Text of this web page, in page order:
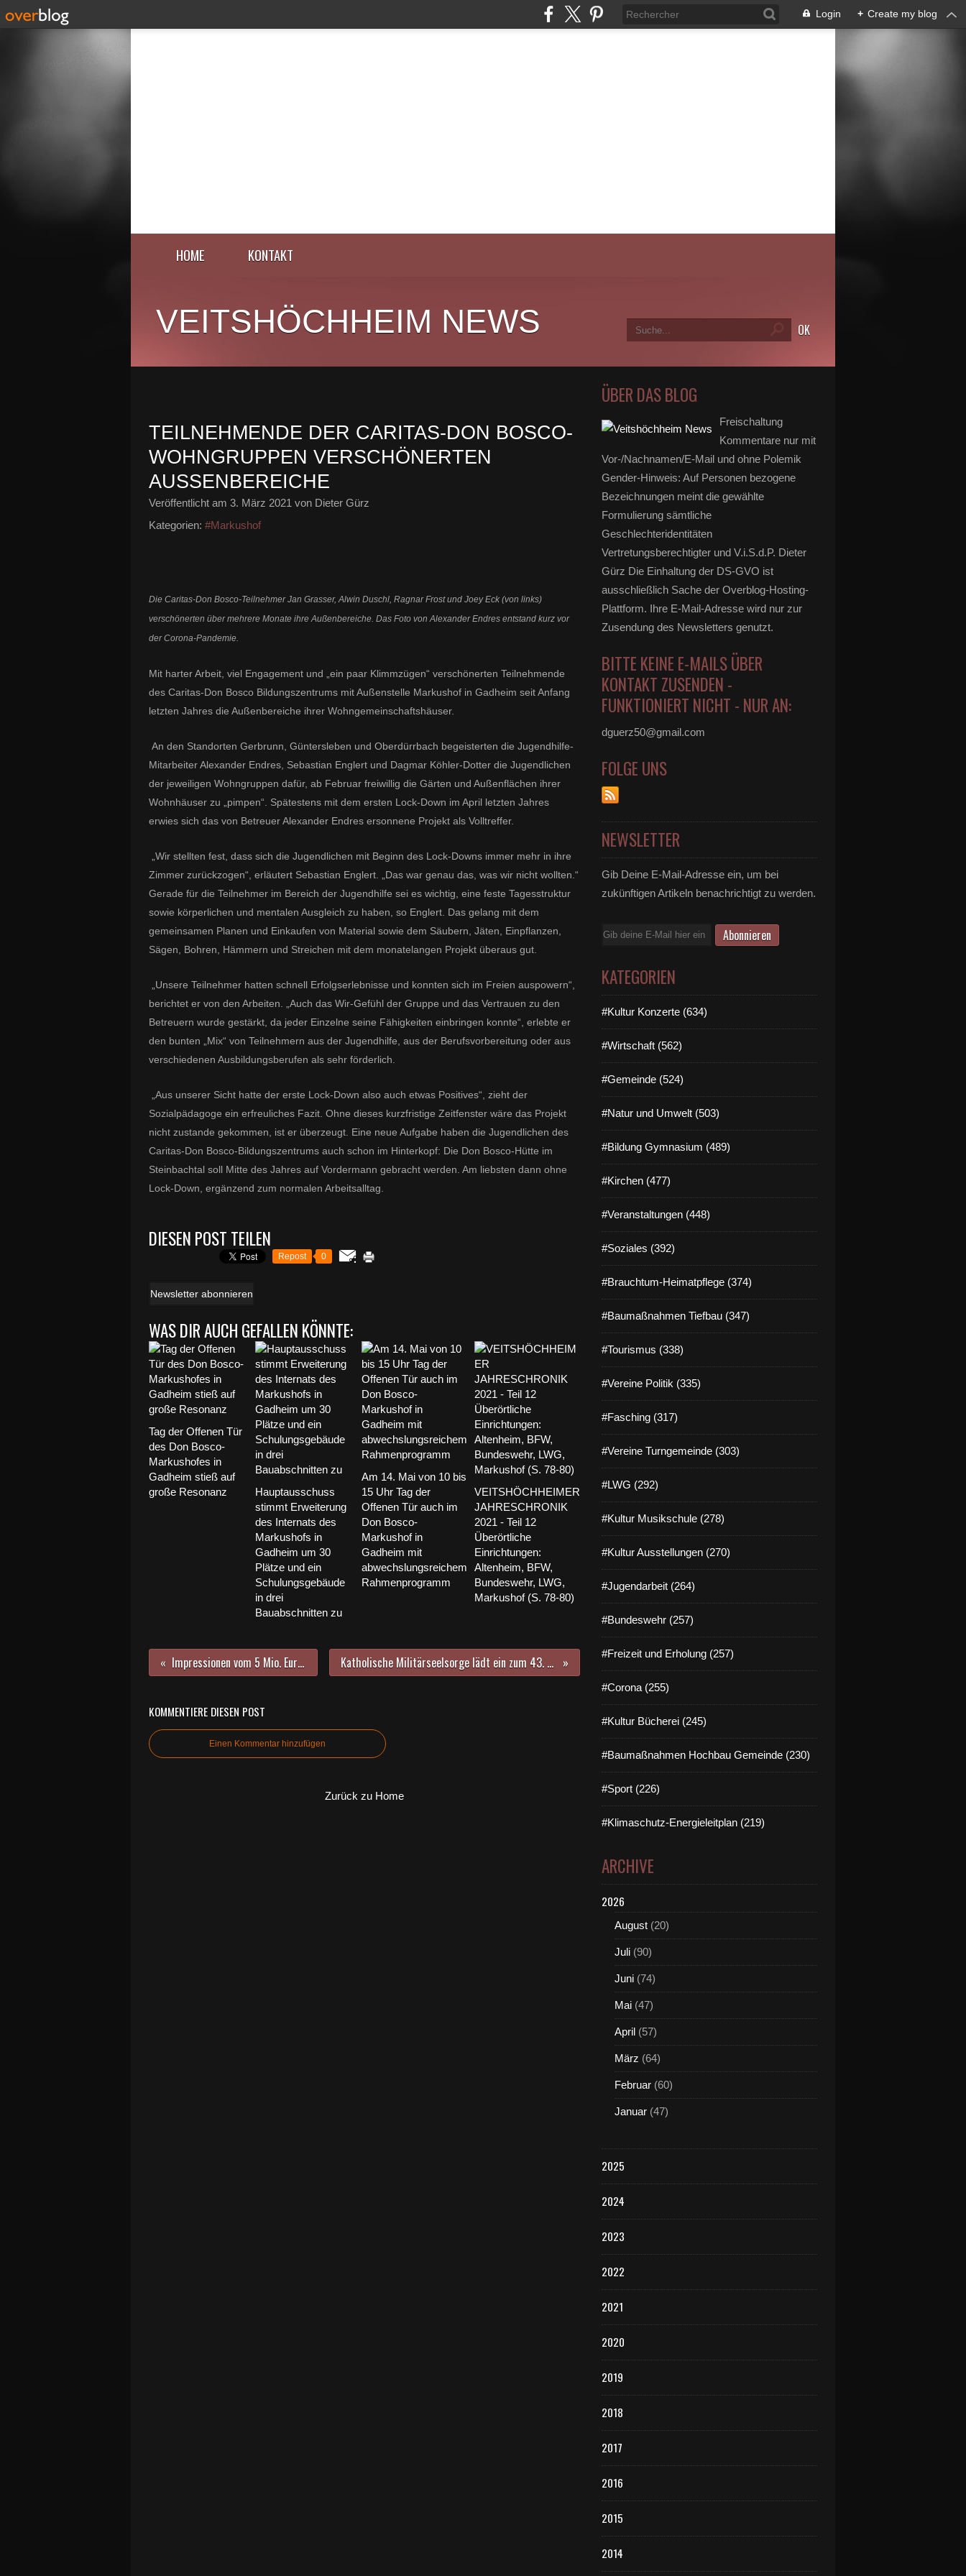
Login + Create my blog
HOME KONTAKT
VEITSHÖCHHEIM NEWS
TEILNEHMENDE DER CARITAS-DON BOSCO-
WOHNGRUPPEN VERSCHÖNERTEN
AUSSENBEREICHE
Veröffentlicht am 3. März 2021 von Dieter Gürz
Kategorien: #Markushof
Die Caritas-Don Bosco-Teilnehmer Jan Grasser, Alwin Duschl, Ragnar Frost und Joey Eck (von links)
verschönerten über mehrere Monate ihre Außenbereiche. Das Foto von Alexander Endres entstand kurz vor
der Corona-Pandemie.
Mit harter Arbeit, viel Engagement und „ein paar Klimmzügen“ verschönerten Teilnehmende
des Caritas-Don Bosco Bildungszentrums mit Außenstelle Markushof in Gadheim seit Anfang
letzten Jahres die Außenbereiche ihrer Wohngemeinschaftshäuser.
An den Standorten Gerbrunn, Güntersleben und Oberdürrbach begeisterten die Jugendhilfe-
Mitarbeiter Alexander Endres, Sebastian Englert und Dagmar Köhler-Dotter die Jugendlichen
der jeweiligen Wohngruppen dafür, ab Februar freiwillig die Gärten und Außenflächen ihrer
Wohnhäuser zu „pimpen“. Spätestens mit dem ersten Lock-Down im April letzten Jahres
erwies sich das von Betreuer Alexander Endres ersonnene Projekt als Volltreffer.
„Wir stellten fest, dass sich die Jugendlichen mit Beginn des Lock-Downs immer mehr in ihre
Zimmer zurückzogen“, erläutert Sebastian Englert. „Das war genau das, was wir nicht wollten.“
Gerade für die Teilnehmer im Bereich der Jugendhilfe sei es wichtig, eine feste Tagesstruktur
sowie körperlichen und mentalen Ausgleich zu haben, so Englert. Das gelang mit dem
gemeinsamen Planen und Einkaufen von Material sowie dem Säubern, Jäten, Einpflanzen,
Sägen, Bohren, Hämmern und Streichen mit dem monatelangen Projekt überaus gut.
„Unsere Teilnehmer hatten schnell Erfolgserlebnisse und konnten sich im Freien auspowern“,
berichtet er von den Arbeiten. „Auch das Wir-Gefühl der Gruppe und das Vertrauen zu den
Betreuern wurde gestärkt, da jeder Einzelne seine Fähigkeiten einbringen konnte“, erlebte er
den bunten „Mix“ von Teilnehmern aus der Jugendhilfe, aus der Berufsvorbereitung oder aus
verschiedenen Ausbildungsberufen als sehr förderlich.
„Aus unserer Sicht hatte der erste Lock-Down also auch etwas Positives“, zieht der
Sozialpädagoge ein erfreuliches Fazit. Ohne dieses kurzfristige Zeitfenster wäre das Projekt
nicht zustande gekommen, ist er überzeugt. Eine neue Aufgabe haben die Jugendlichen des
Caritas-Don Bosco-Bildungszentrums auch schon im Hinterkopf: Die Don Bosco-Hütte im
Steinbachtal soll Mitte des Jahres auf Vordermann gebracht werden. Am liebsten dann ohne
Lock-Down, ergänzend zum normalen Arbeitsalltag.
DIESEN POST TEILEN
Repost 0
Newsletter abonnieren
WAS DIR AUCH GEFALLEN KÖNNTE:
Tag der Offenen Tür
des Don Bosco-
Markushofes in
Gadheim stieß auf
große Resonanz
Hauptausschuss
stimmt Erweiterung
des Internats des
Markushofs in
Gadheim um 30
Plätze und ein
Schulungsgebäude
in drei
Bauabschnitten zu
Am 14. Mai von 10 bis
15 Uhr Tag der
Offenen Tür auch im
Don Bosco-
Markushof in
Gadheim mit
abwechslungsreichem
Rahmenprogramm
VEITSHÖCHHEIMER
JAHRESCHRONIK
2021 - Teil 12
Überörtliche
Einrichtungen:
Altenheim, BFW,
Bundeswehr, LWG,
Markushof (S. 78-80)
Impressionen vom 5 Mio. Euro teuren Ausbau der Kreisstraße WÜ 3 von Veitshöchheim nach Gadheim - Folge 1 Katholische Militärseelsorge lädt ein zum 43. Kreuzweg der Soldatenfamilien auf`s Würzburger Käppele am 21. März und zur 23. Fußwallfahrt nach Retzbach am 06. Mai 2021
KOMMENTIERE DIESEN POST
Einen Kommentar hinzufügen
Zurück zu Home
ÜBER DAS BLOG
Freischaltung
Kommentare nur mit
Vor-/Nachnamen/E-Mail und ohne Polemik
Gender-Hinweis: Auf Personen bezogene
Bezeichnungen meint die gewählte
Formulierung sämtliche
Geschlechteridentitäten
Vertretungsberechtigter und V.i.S.d.P. Dieter
Gürz Die Einhaltung der DS-GVO ist
ausschließlich Sache der Overblog-Hosting-
Plattform. Ihre E-Mail-Adresse wird nur zur
Zusendung des Newsletters genutzt.
BITTE KEINE E-MAILS ÜBER
KONTAKT ZUSENDEN -
FUNKTIONIERT NICHT - NUR AN:
dguerz50@gmail.com
FOLGE UNS
NEWSLETTER
Gib Deine E-Mail-Adresse ein, um bei
zukünftigen Artikeln benachrichtigt zu werden.
E-
KATEGORIEN
#Kultur Konzerte (634)
#Wirtschaft (562)
#Gemeinde (524)
#Natur und Umwelt (503)
#Bildung Gymnasium (489)
#Kirchen (477)
#Veranstaltungen (448)
#Soziales (392)
#Brauchtum-Heimatpflege (374)
#Baumaßnahmen Tiefbau (347)
#Tourismus (338)
#Vereine Politik (335)
#Fasching (317)
#Vereine Turngemeinde (303)
#LWG (292)
#Kultur Musikschule (278)
#Kultur Ausstellungen (270)
#Jugendarbeit (264)
#Bundeswehr (257)
#Freizeit und Erholung (257)
#Corona (255)
#Kultur Bücherei (245)
#Baumaßnahmen Hochbau Gemeinde (230)
#Sport (226)
#Klimaschutz-Energieleitplan (219)
ARCHIVE
2026
August (20)
Juli (90)
Juni (74)
Mai (47)
April (57)
März (64)
Februar (60)
Januar (47)
2025
2024
2023
2022
2021
2020
2019
2018
2017
2016
2015
2014